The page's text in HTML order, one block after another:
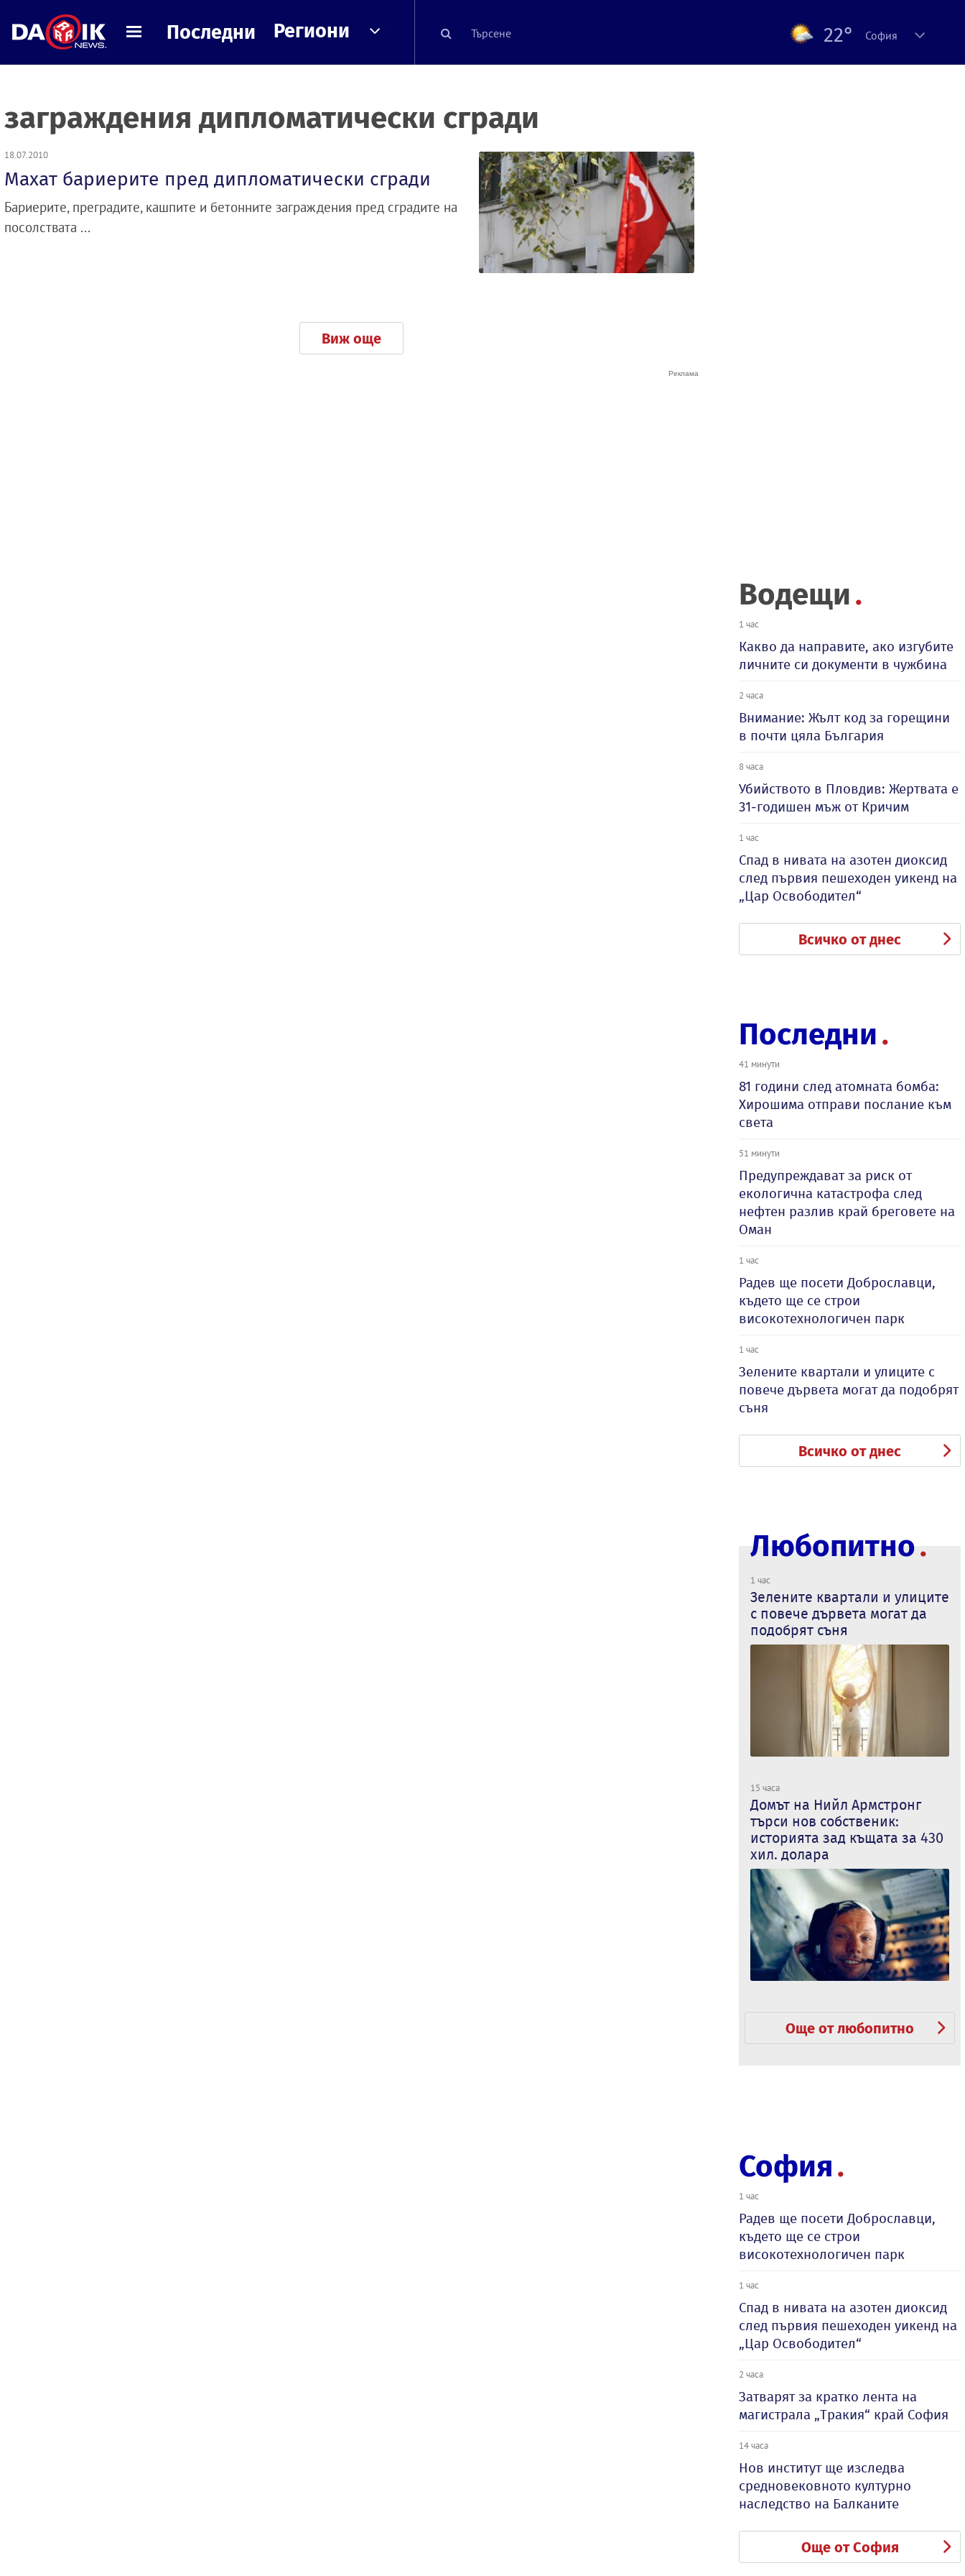
Последни Региони 22° София
заграждения дипломатически сгради
18.07.2010
Махат бариерите пред дипломатически сгради
Бариерите, преградите, кашпите и бетонните заграждения пред сградите на
посолствата ...
Виж още
Водещи
1 час
Какво да направите, ако изгубите
личните си документи в чужбина
2 часа
Внимание: Жълт код за горещини
в почти цяла България
8 часа
Убийството в Пловдив: Жертвата е
31-годишен мъж от Кричим
1 час
Спад в нивата на азотен диоксид
след първия пешеходен уикенд на
„Цар Освободител“
Всичко от днес
Последни
41 минути
81 години след атомната бомба:
Хирошима отправи послание към
света
51 минути
Предупреждават за риск от
екологична катастрофа след
нефтен разлив край бреговете на
Оман
1 час
Радев ще посети Доброславци,
където ще се строи
високотехнологичен парк
1 час
Зелените квартали и улиците с
повече дървета могат да подобрят
съня
Всичко от днес
Любопитно
1 час
Зелените квартали и улиците
с повече дървета могат да
подобрят съня
15 часа
Домът на Нийл Армстронг
търси нов собственик:
историята зад къщата за 430
хил. долара
Още от любопитно
София
1 час
Радев ще посети Доброславци,
където ще се строи
високотехнологичен парк
1 час
Спад в нивата на азотен диоксид
след първия пешеходен уикенд на
„Цар Освободител“
2 часа
Затварят за кратко лента на
магистрала „Тракия“ край София
14 часа
Нов институт ще изследва
средновековното културно
наследство на Балканите
Още от София